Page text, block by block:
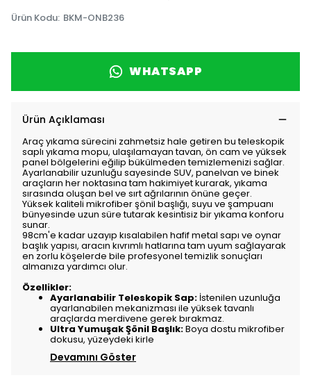
Ürün Kodu: BKM-ONB236
WHATSAPP
Ürün Açıklaması
Araç yıkama sürecini zahmetsiz hale getiren bu teleskopik
saplı yıkama mopu, ulaşılamayan tavan, ön cam ve yüksek
panel bölgelerini eğilip bükülmeden temizlemenizi sağlar.
Ayarlanabilir uzunluğu sayesinde SUV, panelvan ve binek
araçların her noktasına tam hakimiyet kurarak, yıkama
sırasında oluşan bel ve sırt ağrılarının önüne geçer.
Yüksek kaliteli mikrofiber şönil başlığı, suyu ve şampuanı
bünyesinde uzun süre tutarak kesintisiz bir yıkama konforu
sunar.
98cm'e kadar uzayıp kısalabilen hafif metal sapı ve oynar
başlık yapısı, aracın kıvrımlı hatlarına tam uyum sağlayarak
en zorlu köşelerde bile profesyonel temizlik sonuçları
almanıza yardımcı olur.
Özellikler:
Ayarlanabilir Teleskopik Sap: İstenilen uzunluğa
ayarlanabilen mekanizması ile yüksek tavanlı
araçlarda merdivene gerek bırakmaz.
Ultra Yumuşak Şönil Başlık:Boya dostu mikrofiber
dokusu, yüzeydeki kirle
Devamını Göster